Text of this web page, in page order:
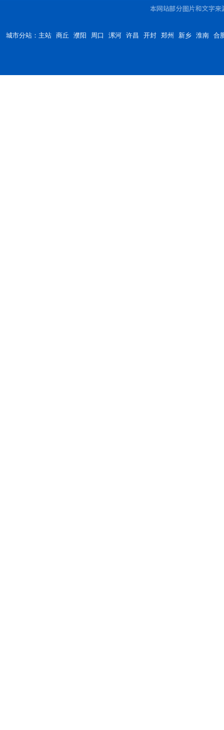
城市分站： 主站 商丘 濮阳 周口 漯河 许昌 开封 郑州 新乡 淮南 合